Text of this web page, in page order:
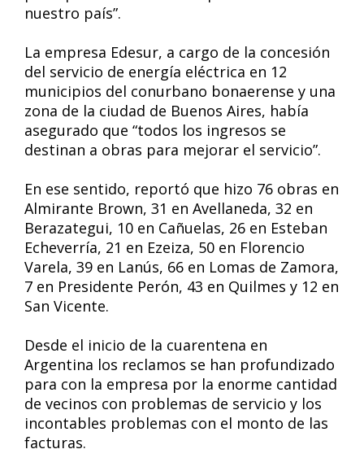
nuestro país”.
La empresa Edesur, a cargo de la concesión
del servicio de energía eléctrica en 12
municipios del conurbano bonaerense y una
zona de la ciudad de Buenos Aires, había
asegurado que “todos los ingresos se
destinan a obras para mejorar el servicio”.
En ese sentido, reportó que hizo 76 obras en
Almirante Brown, 31 en Avellaneda, 32 en
Berazategui, 10 en Cañuelas, 26 en Esteban
Echeverría, 21 en Ezeiza, 50 en Florencio
Varela, 39 en Lanús, 66 en Lomas de Zamora,
7 en Presidente Perón, 43 en Quilmes y 12 en
San Vicente.
Desde el inicio de la cuarentena en
Argentina los reclamos se han profundizado
para con la empresa por la enorme cantidad
de vecinos con problemas de servicio y los
incontables problemas con el monto de las
facturas.